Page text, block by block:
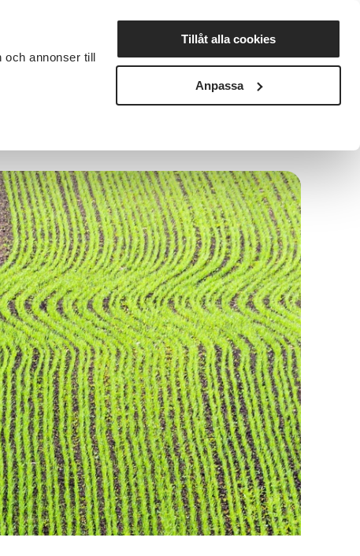
och annonser till
Tillåt alla cookies
Anpassa
Nyheter Avdelningar